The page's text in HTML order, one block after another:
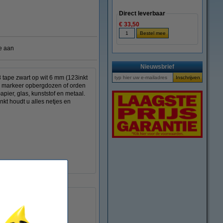
aan
zwart op wit 6 mm (123inkt
opbergdozen of orden
glas, kunststof en metaal.
houdt u alles netjes en
S0720780
650782
43613
Direct leverbaar
€ 33,50
Nieuwsbrief